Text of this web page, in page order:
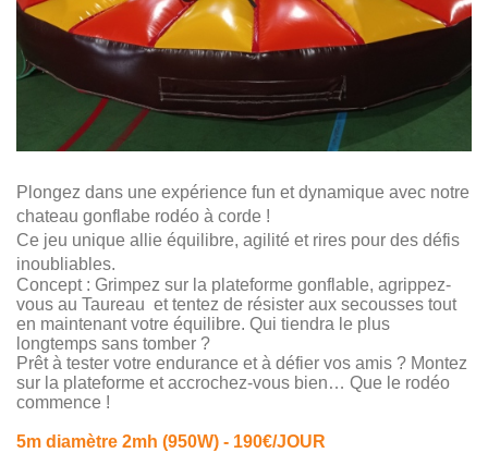
Plongez dans une expérience fun et dynamique avec notre
chateau gonflabe rodéo à corde !
Ce jeu unique allie équilibre, agilité et rires pour des défis
inoubliables.
Concept : Grimpez sur la plateforme gonflable, agrippez-
vous au Taureau et tentez de résister aux secousses tout
en maintenant votre équilibre. Qui tiendra le plus
longtemps sans tomber ?
Prêt à tester votre endurance et à défier vos amis ? Montez
sur la plateforme et accrochez-vous bien… Que le rodéo
commence !
5m diamètre 2mh (950W) - 190€/JOUR